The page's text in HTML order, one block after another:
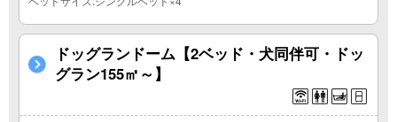
ドッグランドーム【2ベッド・犬同伴可・ドッ
グラン155㎡～】